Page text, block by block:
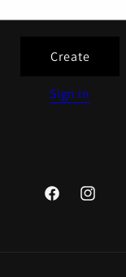
Create
Sign in
FacebookInstagram